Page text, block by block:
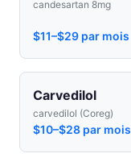
candesartan 8mg
$11–$29 par mois
Carvedilol
carvedilol (Coreg)
$10–$28 par mois